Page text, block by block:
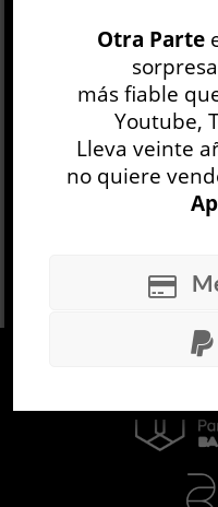
resume, por el
protagonista que
circunda a medida
LEER MÁS
Otra Parte
más fiable
Youtube,
Lleva veinte
no quiere